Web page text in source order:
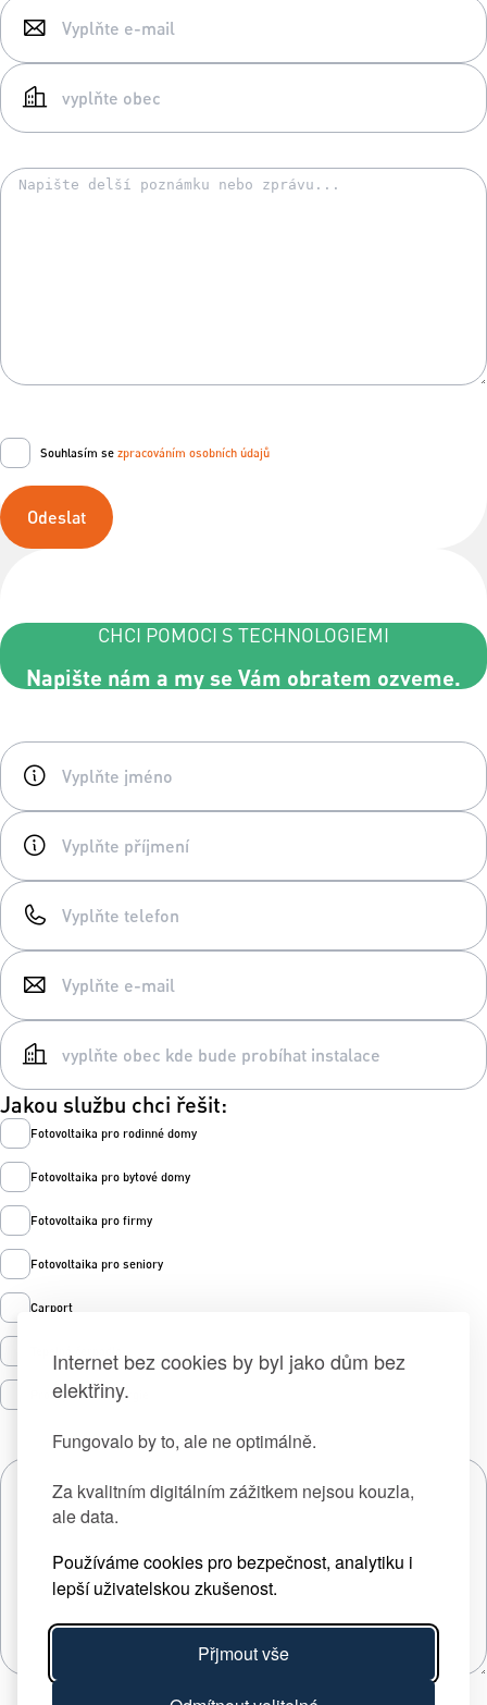
Internet bez cookies by byl jako dům bez
elektřiny.
Fungovalo by to, ale ne optimálně.
Za kvalitním digitálním zážitkem nejsou kouzla,
ale data.
Používáme cookies pro bezpečnost, analytiku i
lepší uživatelskou zkušenost.
Přjmout vše
Souhlasím se zpracováním osobních údajů
Odeslat
CHCI POMOCI S TECHNOLOGIEMI
Napište nám a my se Vám obratem ozveme.
Jakou službu chci řešit:
Fotovoltaika pro rodinné domy
Fotovoltaika pro bytové domy
Fotovoltaika pro firmy
Fotovoltaika pro seniory
Carport
Prodej zelené energie